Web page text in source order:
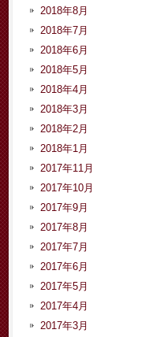
2018年8月
2018年7月
2018年6月
2018年5月
2018年4月
2018年3月
2018年2月
2018年1月
2017年11月
2017年10月
2017年9月
2017年8月
2017年7月
2017年6月
2017年5月
2017年4月
2017年3月